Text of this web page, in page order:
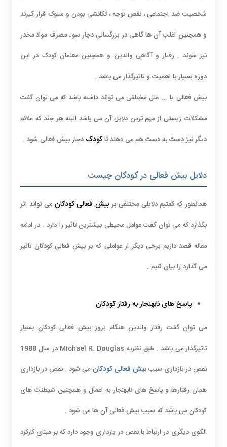
شخصیت ضد اجتماعی ، نقص توجه ، تکانشی بودن و سلوک قرار گیرند
و همچنین اغلب آن ها گاهی در بزرگسالی دچار سوء مصرف مواد مخدر
نیز شوند . رفتار و آگاهی والدین و همچنین معلمان کودک در این
دوره بسیار با اهمیت و تاثیرگذار می باشد .
بیش فعالی یا ... علل مختلفی می تواند داشته باشد که می توان گفت
مشکلات زیستی از مهم ترین دلایل آن می باشد البته هر چند که علائم
دیگر نیز دست به دست هم می دهند تاکودکدچار بیش فعالی شود .
دلایل بیش فعالی در کودکان چیست
همانطور که گفتیم دلایلی مختلفی بربیش فعالی کودکانمی تواند اثر
بگذارد که می توان گفت عوامل محیطی بیشترین تاثیر را دارد . در ادامه
مقاله قصد داریم برخی دیگر از عواملی که بر بیش فعالی کودکان تاثیر
می گذارد را بیان کنیم .
پاسخ های نابهنجار به رفتار کودکان
می توان گفت رفتار والدین هنگام بروز بیش فعالی کودکان بسیار
تاثیرگذار می باشد . طبق نظریه Michael R. Douglas
در سال 1988
نقص در بازداری سبببیش فعالی کودکانمی شود . نقص در بازداری
همان رفتارها و پاسخ های نابهنجار به اعمال و همچنین شیطنت های
کودکان می باشد که سبب بیش فعالی آن ها می شود .
الگوی دیگری در ارتباط با نقص در بازداری وجود دارد که بر مبنای کارکرد